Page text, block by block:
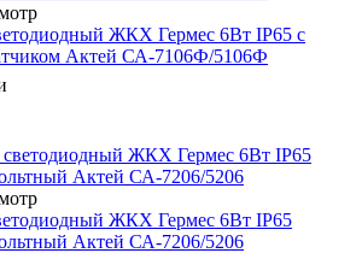
ЖКХ Гермес 6Вт IP65 с
Актей СА-7106Ф/5106Ф
ЖКХ Гермес 6Вт IP65
Актей СА-7206/5206